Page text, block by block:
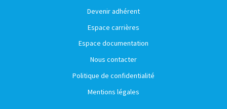
Devenir adhérent
Espace carrières
Espace documentation
Nous contacter
Politique de confidentialité
Mentions légales